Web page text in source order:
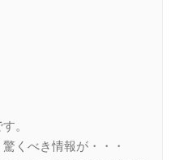
。
くべき情報が・・・